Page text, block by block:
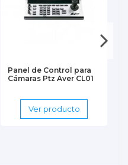
Panel de Control para
Cámaras Ptz Aver CL01
Ver producto